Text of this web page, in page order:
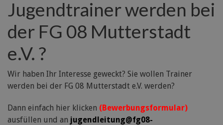
Jugendtrainer werden bei
der FG 08 Mutterstadt
e.V. ?
Wir haben Ihr Interesse geweckt? Sie wollen Trainer
werden bei der FG 08 Mutterstadt e.V. werden?
Dann einfach hier klicken (Bewerbungsformular)
ausfüllen und an jugendleitung@fg08-